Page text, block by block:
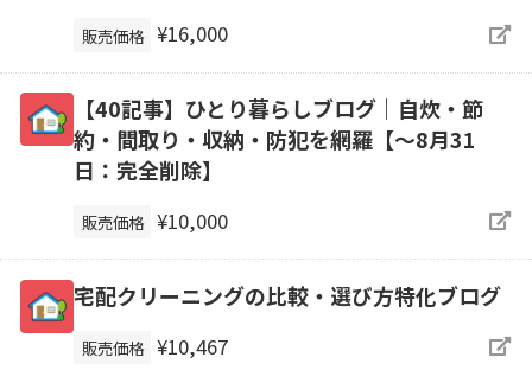
販売価格 ¥16,000
【40記事】ひとり暮らしブログ｜自炊・節
約・間取り・収納・防犯を網羅【～8月31
日：完全削除】
販売価格 ¥10,000
宅配クリーニングの比較・選び方特化ブログ
販売価格 ¥10,467